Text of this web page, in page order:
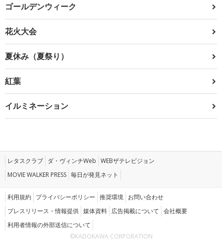
ゴールデンウィーク
花火大会
夏休み（夏祭り）
紅葉
イルミネーション
レタスクラブ ダ・ヴィンチWeb WEBザテレビジョン
MOVIE WALKER PRESS 毎日が発見ネット
利用規約 プライバシーポリシー 推奨環境 お問い合わせ
プレスリリース・情報提供 媒体資料 広告掲載について 会社概要
利用者情報の外部送信について
©KADOKAWA CORPORATION